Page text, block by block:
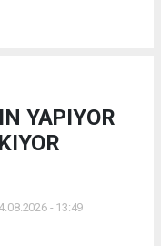
YAPIYOR
- 13:49